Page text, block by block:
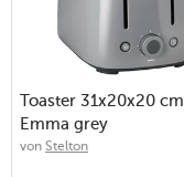
Toaster 31x20x20 cm
Emma grey
von Stelton